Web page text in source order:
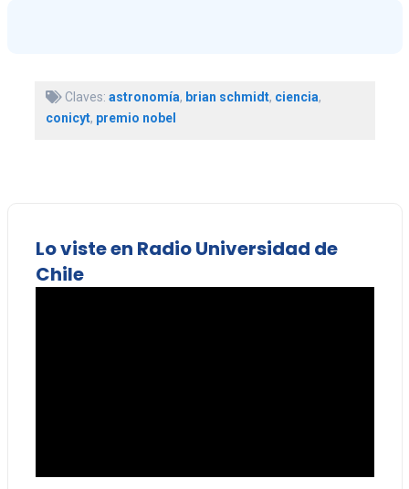
Claves: astronomía, brian schmidt, ciencia,
conicyt, premio nobel
Lo viste en Radio Universidad de
Chile